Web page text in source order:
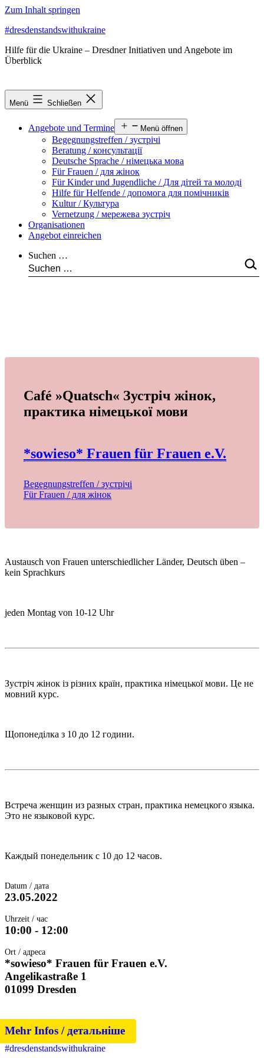
Zum Inhalt springen
#dresdenstandswithukraine
Hilfe für die Ukraine – Dresdner Initiativen und Angebote im
Überblick
Menü Schließen
Angebote und Termine Menü öffnen
Begegnungstreffen / зустрічі
Beratung / консультації
Deutsche Sprache / німецька мова
Für Frauen / для жінок
Für Kinder und Jugendliche / Для дітей та молоді
Hilfe für Helfende / допомога для помічників
Kultur / Культура
Vernetzung / мережева зустріч
Organisationen
Angebot einreichen
Suchen …
Café »Quatsch« Зустріч жінок,
практика німецької мови
*sowieso* Frauen für Frauen e.V.
Begegnungstreffen / зустрічі
Für Frauen / для жінок
Datum / дата
23.05.2022
Uhrzeit / час
10:00 - 12:00
Ort / адреса
*sowieso* Frauen für Frauen e.V.
Angelikastraße 1
01099 Dresden
Mehr Infos / детальніше
Austausch von Frauen unterschiedlicher Länder, Deutsch üben –
kein Sprachkurs
jeden Montag von 10-12 Uhr
Зустріч жінок із різних країн, практика німецької мови. Це не
мовний курс.
Щопонеділка з 10 до 12 години.
Встреча женщин из разных стран, практика немецкого языка.
Это не языковой курс.
Каждый понедельник с 10 до 12 часов.
#dresdenstandswithukraine